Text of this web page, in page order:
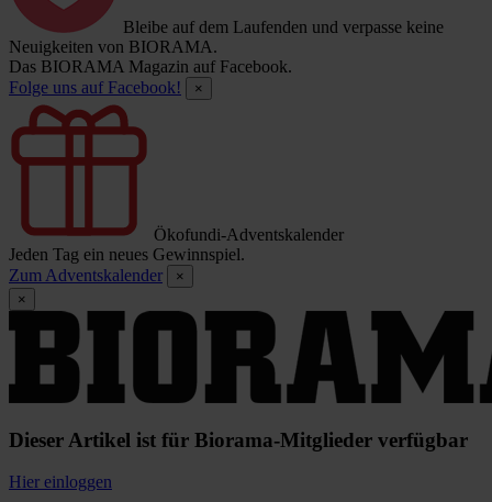
Bleibe auf dem Laufenden und verpasse keine
Neuigkeiten von BIORAMA.
Das BIORAMA Magazin auf Facebook.
Folge uns auf Facebook!
×
Ökofundi-Adventskalender
Jeden Tag ein neues Gewinnspiel.
Zum Adventskalender
×
×
Dieser Artikel ist für Biorama-Mitglieder verfügbar
Hier einloggen